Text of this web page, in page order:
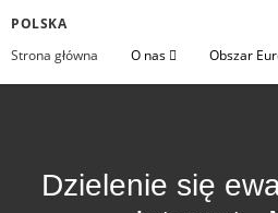
POLSKA
Strona główna
O nas Obszar
Dzielenie się